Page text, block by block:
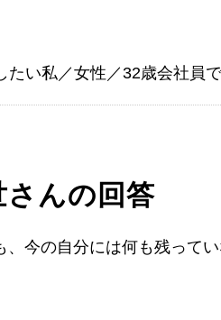
たい私／女性／32歳会社員
さんの回答
、今の自分には何も残っ